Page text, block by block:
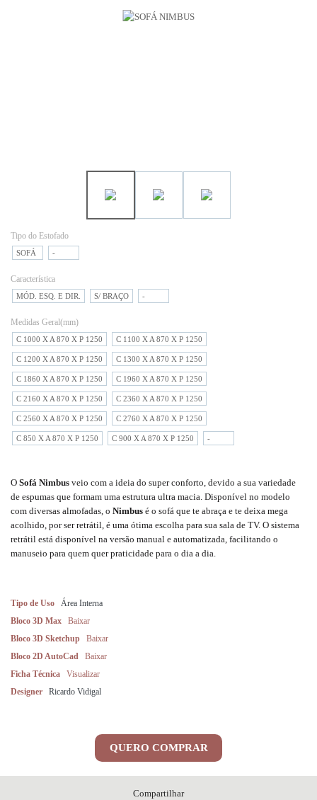
Tipo do Estofado
SOFÁ -
Característica
MÓD. ESQ. E DIR. S/ BRAÇO -
Medidas Geral(mm)
C 1000 X A 870 X P 1250 C 1100 X A 870 X P 1250
C 1200 X A 870 X P 1250 C 1300 X A 870 X P 1250
C 1860 X A 870 X P 1250 C 1960 X A 870 X P 1250
C 2160 X A 870 X P 1250 C 2360 X A 870 X P 1250
C 2560 X A 870 X P 1250 C 2760 X A 870 X P 1250
C 850 X A 870 X P 1250 C 900 X A 870 X P 1250 -
O Sofá Nimbus veio com a ideia do super conforto, devido a sua variedade
de espumas que formam uma estrutura ultra macia. Disponível no modelo
com diversas almofadas, o Nimbus é o sofá que te abraça e te deixa mega
acolhido, por ser retrátil, é uma ótima escolha para sua sala de TV. O sistema
retrátil está disponível na versão manual e automatizada, facilitando o
manuseio para quem quer praticidade para o dia a dia.
Tipo de Uso
Área Interna
Bloco 3D Max
Baixar
Bloco 3D Sketchup
Baixar
Bloco 2D AutoCad
Baixar
Ficha Técnica
Visualizar
Designer
Ricardo Vidigal
QUERO COMPRAR
Compartilhar